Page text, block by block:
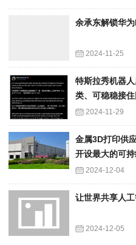
余承东解锁华
2024-11-25
特斯拉秀机器
类、可稳稳接
2024-11-29
金属3D打印供
开设最大的可
2024-12-04
让世界共享人
2024-12-05